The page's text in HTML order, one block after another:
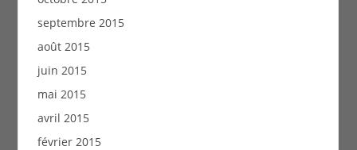
septembre 2015
août 2015
juin 2015
mai 2015
avril 2015
février 2015